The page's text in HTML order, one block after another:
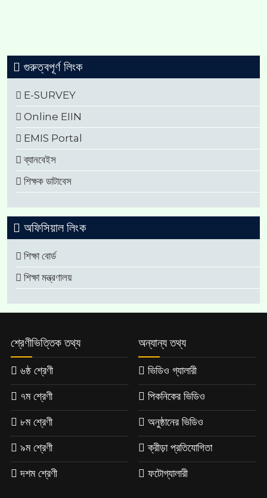
গুরুত্বপূর্ণ লিংক
E-SURVEY
Online EIIN
EMIS Portal
ব্যানবেইস
শিক্ষক ডাটাবেস
অফিসিয়াল লিংক
শিক্ষা বোর্ড
শিক্ষা মন্ত্রণালয়
শ্রেণীভিত্তিক তথ্য
৬ষ্ঠ শ্রেণী
৭ম শ্রেণী
৮ম শ্রেণী
৯ম শ্রেণী
দশম শ্রেণী
অন্যান্য তথ্য
ভিডিও গ্যালারী
পিকনিকের ভিডিও
অনুষ্ঠানের ভিডিও
ক্রীড়া প্রতিযোগিতা
ফটোগ্যালারী